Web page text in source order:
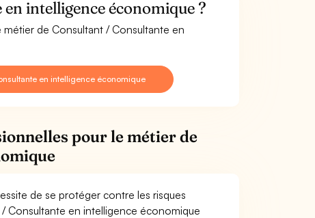
intelligence économique ?
métier de Consultant / Consultante en
en intelligence économique
pour le métier de
de se protéger contre les risques
Consultante en intelligence économique